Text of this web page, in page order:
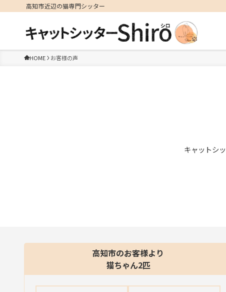
高知市近辺の猫専門シッター
HOME お客様の声
キャットシ
高知市のお客様より
猫ちゃん2匹